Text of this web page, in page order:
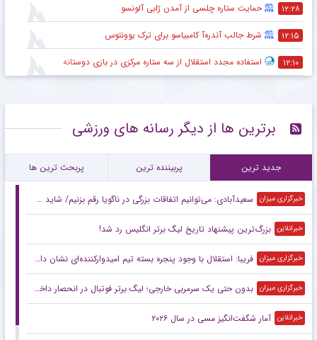
۱۲:۲۸ حمایت ستاره چلسی از آمدن ژابی آلونسو
۱۲:۱۵ شرط جالب آندره‌آ کامبیاسو برای ترک یوونتوس
۱۲:۱۰ استفاده مجدد استقلال از سه ستاره مرکزی در بازی دوستانه
برترین ها از دیگر رسانه های ورزشی
جدید ترین پربیننده ترین پربحث ترین ها
خبرگزاری میزان سعیدآبادی: می‌توانیم اتفاقات بزرگی در ناگویا رقم بزنیم/ شاید حریفانم از سبک مبارزه من شگفت‌زده شوند
خبرانلاین بزرگ‌ترین پیشنهاد تاریخ لیگ برتر انگلیس رد شد!
خبرگزاری میزان فریبا: استقلال با وجود پنجره بسته تیم امیدوارکننده‌ای نشان داد/ لیگ امسال قابل پیش‌بینی نیست
خبرگزاری میزان بدون حتی یک سرمربی خارجی؛ لیگ برتر فوتبال در انحصار داخلی‌ها/ فصل آزمون مربیان ایرانی با چاشنی تکرار و فرصت طلایی
خبرانلاین آمار شگفت‌انگیز مسی در سال ۲۰۲۶